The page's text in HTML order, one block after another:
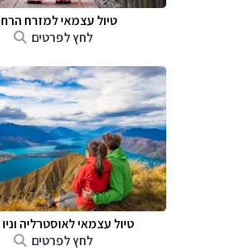
טיול עצמאי למזרח
לחץ לפרטים
טיול עצמאי לאוסטרליה וניו
לחץ לפרטים